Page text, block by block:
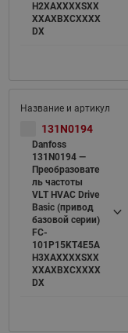
H2XAXXXXSXX
XXAXBXCXXXX
DX
131N0194
Danfoss
131N0194 —
Преобразовате
ль частоты
VLT HVAC Drive
Basic (привод
базовой серии)
FC-
101P15KT4E5A
H3XAXXXXSXX
XXAXBXCXXXX
DX